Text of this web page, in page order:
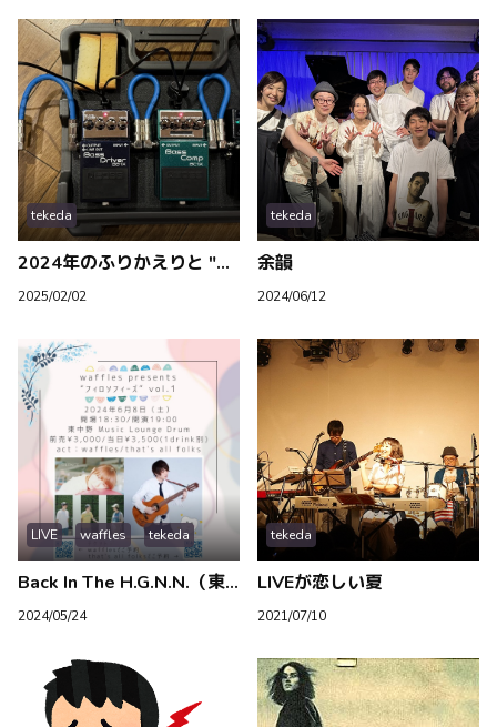
tekeda
2024年のふりかえりと "2024 tekeda mix"
2025/02/02
tekeda
余韻
2024/06/12
LIVE waffles tekeda
Back In The H.G.N.N.（東中野）
2024/05/24
tekeda
LIVEが恋しい夏
2021/07/10